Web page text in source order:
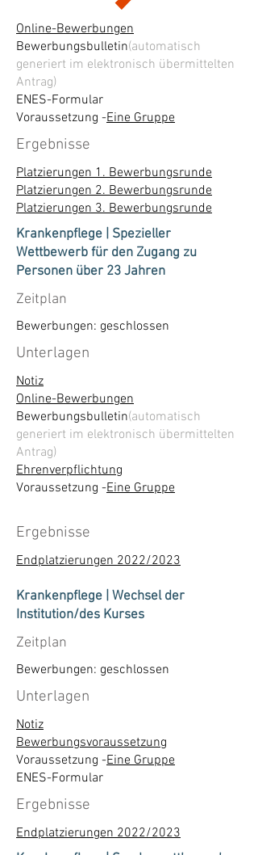
Online-Bewerbungen
Bewerbungsbulletin(automatisch
generiert im elektronisch übermittelten
Antrag)
ENES-Formular
Voraussetzung -Eine Gruppe
Ergebnisse
Platzierungen 1. Bewerbungsrunde
Platzierungen 2. Bewerbungsrunde
Platzierungen 3. Bewerbungsrunde
Krankenpflege | Spezieller
Wettbewerb für den Zugang zu
Personen über 23 Jahren
Zeitplan
Bewerbungen: geschlossen
Unterlagen
Notiz
Online-Bewerbungen
Bewerbungsbulletin(automatisch
generiert im elektronisch übermittelten
Antrag)
Ehrenverpflichtung
Voraussetzung -Eine Gruppe
Ergebnisse
Endplatzierungen 2022/2023
Krankenpflege | Wechsel der
Institution/des Kurses
Zeitplan
Bewerbungen: geschlossen
Unterlagen
Notiz
Bewerbungsvoraussetzung
Voraussetzung -Eine Gruppe
ENES-Formular
Ergebnisse
Endplatzierungen 2022/2023